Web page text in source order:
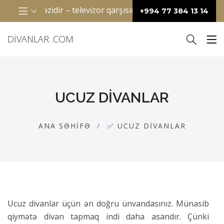
– televizor qarşısında birlikdə film izləməkdən
+994 77 384 13 14
DIVANLAR .COM
UCUZ DIVANLAR
ANA SƏHIFƏ ✅ UCUZ DIVANLAR
Ucuz divanlar üçün ən doğru ünvandasınız. Münasib
qiymətə divan tapmaq indi daha asandır. Çünki